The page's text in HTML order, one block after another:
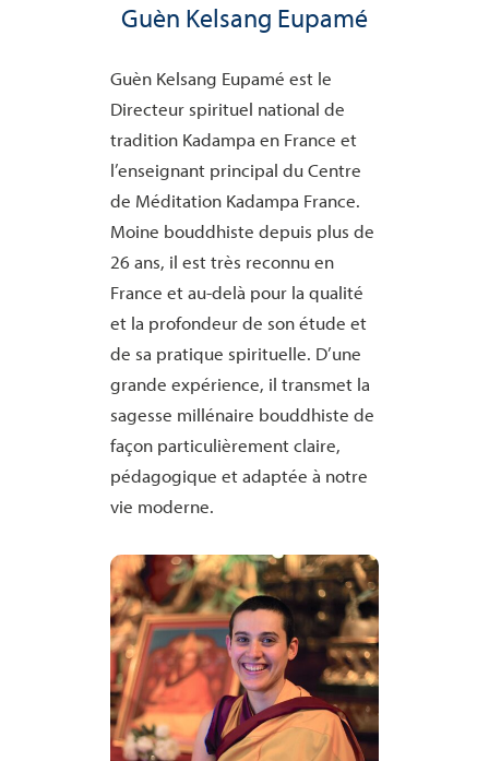
Guèn Kelsang Eupamé
Guèn Kelsang Eupamé est le
Directeur spirituel national de
tradition Kadampa en France et
l’enseignant principal du Centre
de Méditation Kadampa France.
Moine bouddhiste depuis plus de
26 ans, il est très reconnu en
France et au-delà pour la qualité
et la profondeur de son étude et
de sa pratique spirituelle. D’une
grande expérience, il transmet la
sagesse millénaire bouddhiste de
façon particulièrement claire,
pédagogique et adaptée à notre
vie moderne.